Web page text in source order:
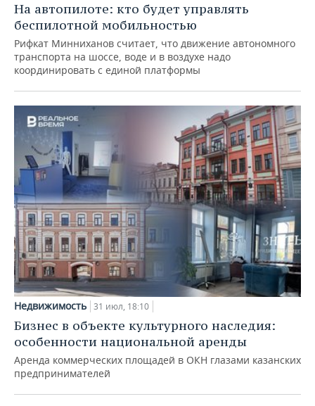
На автопилоте: кто будет управлять
беспилотной мобильностью
Рифкат Минниханов считает, что движение автономного
транспорта на шоссе, воде и в воздухе надо
координировать с единой платформы
Недвижимость 31 июл, 18:10
Бизнес в объекте культурного наследия:
особенности национальной аренды
Аренда коммерческих площадей в ОКН глазами казанских
предпринимателей